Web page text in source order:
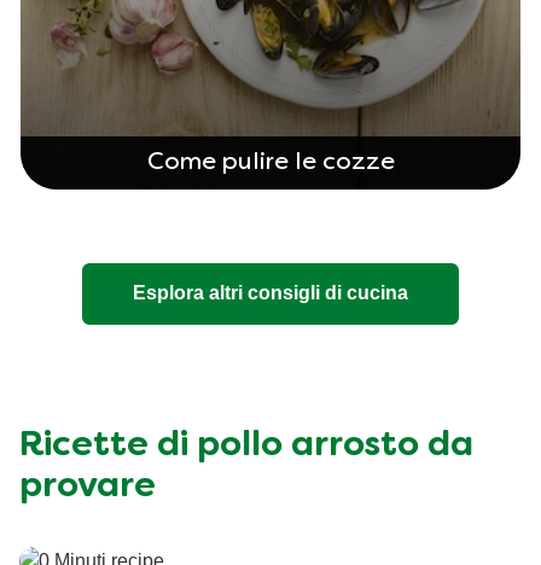
Come pulire le cozze
Esplora altri consigli di cucina
Ricette di pollo arrosto da
provare